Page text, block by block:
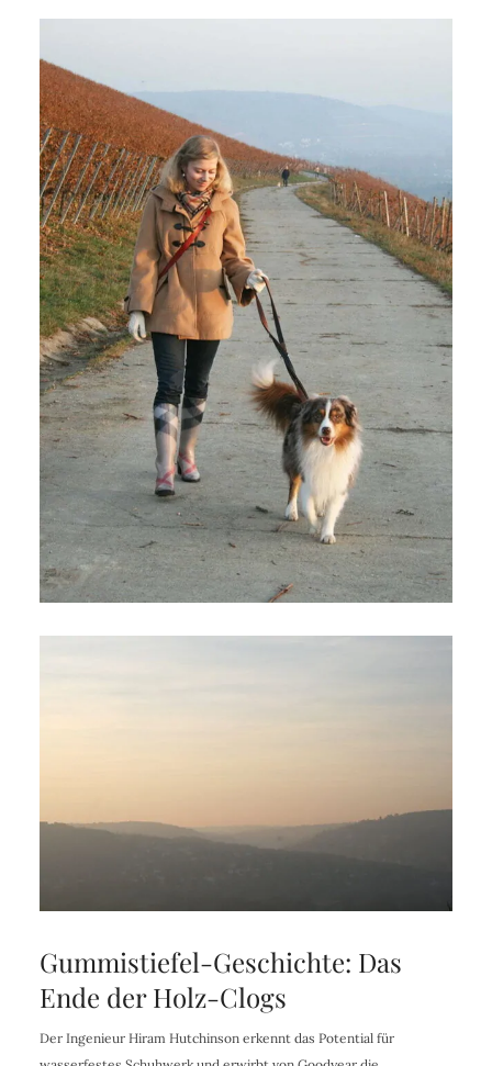
Gummistiefel-Geschichte: Das
Ende der Holz-Clogs
Der Ingenieur Hiram Hutchinson erkennt das Potential für